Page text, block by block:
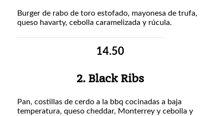
Burger de rabo de toro estofado, mayonesa de trufa,
queso havarty, cebolla caramelizada y rúcula.
14.50
2. Black Ribs
Pan, costillas de cerdo a la bbq cocinadas a baja
temperatura, queso cheddar, Monterrey y cebolla y